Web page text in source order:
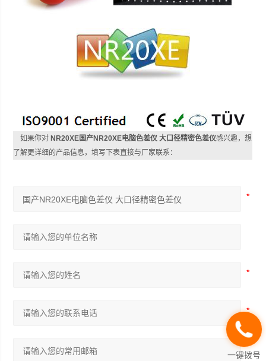
如果你对NR20XE国产NR20XE电脑色差仪 大口径精密色差仪感兴趣，想
了解更详细的产品信息，填写下表直接与厂家联系：
一键拨号